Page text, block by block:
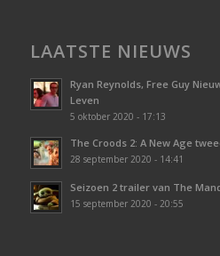
LAATSTE NIEUWS
Ryan Reynolds, Free Guy
Leven
5 oktober 2020 - 17:13
The Croods 2: A New Age
28 september 2020 - 14:41
Seizoen 2 trailer van The
15 september 2020 - 20:55